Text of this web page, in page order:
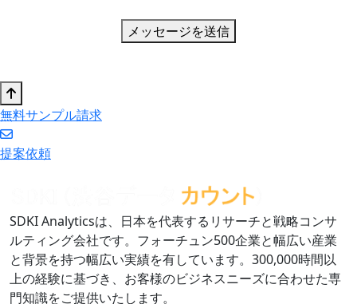
メッセージを送信
無料サンプル請求
提案依頼
SDKI Analyticsは、日本を代表するリサーチと戦略コンサ
ルティング会社です。フォーチュン500企業と幅広い産業
と背景を持つ幅広い実績を有しています。300,000時間以
上の経験に基づき、お客様のビジネスニーズに合わせた専
門知識をご提供いたします。